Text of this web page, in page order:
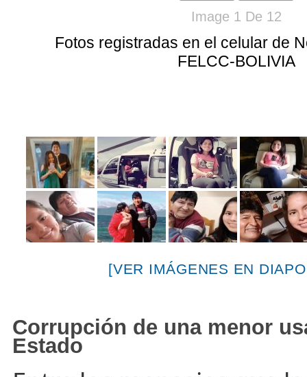
Image 1 De 12
Fotos registradas en el celular de
FELCC-BOLIVIA
[VER IMÁGENES EN
Corrupción de una menor
Estado